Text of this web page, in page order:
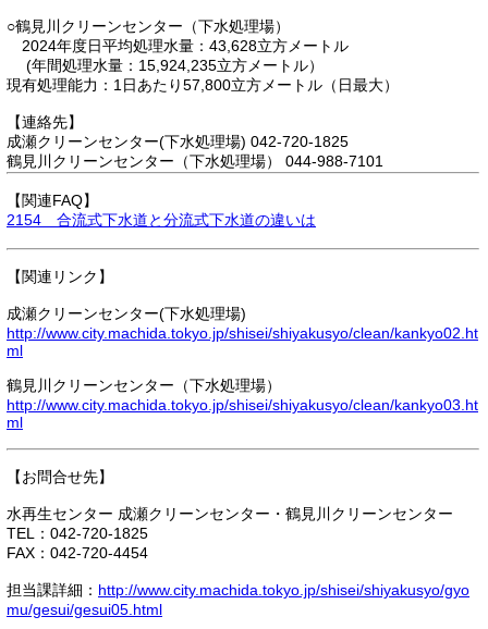
○鶴見川クリーンセンター（下水処理場）
2024年度日平均処理水量：43,628立方メートル
(年間処理水量：15,924,235立方メートル）
現有処理能力：1日あたり57,800立方メートル（日最大）
【連絡先】
成瀬クリーンセンター(下水処理場) 042-720-1825
鶴見川クリーンセンター（下水処理場） 044-988-7101
【関連FAQ】
2154 合流式下水道と分流式下水道の違いは
【関連リンク】
成瀬クリーンセンター(下水処理場)
http://www.city.machida.tokyo.jp/shisei/shiyakusyo/clean/kankyo02.ht
ml
鶴見川クリーンセンター（下水処理場）
http://www.city.machida.tokyo.jp/shisei/shiyakusyo/clean/kankyo03.ht
ml
【お問合せ先】
水再生センター 成瀬クリーンセンター・鶴見川クリーンセンター
TEL：042-720-1825
FAX：042-720-4454
担当課詳細： http://www.city.machida.tokyo.jp/shisei/shiyakusyo/gyo
mu/gesui/gesui05.html